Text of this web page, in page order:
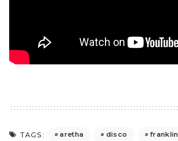
TAGS: aretha disco franklin